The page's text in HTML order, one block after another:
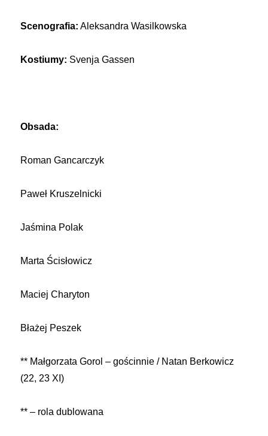
Scenografia: Aleksandra Wasilkowska
Kostiumy: Svenja Gassen
Obsada:
Roman Gancarczyk
Paweł Kruszelnicki
Jaśmina Polak
Marta Ścisłowicz
Maciej Charyton
Błażej Peszek
** Małgorzata Gorol – gościnnie / Natan Berkowicz
(22, 23 XI)
** – rola dublowana